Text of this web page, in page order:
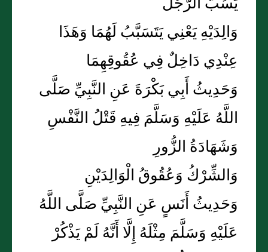
وَالِدَيْهِ يَعْنِي يَتَسَبَّبُ لَهُمَا وَهَذَا
عِنْدِي دَاخِلٌ فِي عُقُوقِهِمَا
وَحَدِيثُ أَبِي بَكْرَةَ عَنِ النَّبِيِّ صَلَّى
اللَّهُ عَلَيْهِ وَسَلَّمَ فِيهِ قَتْلُ النَّفْسِ
وَشَهَادَةُ الزُّورِ
وَالشِّرْكُ وَعُقُوقُ الْوَالِدَيْنِ
وَحَدِيثُ أَنَسٍ عَنِ النَّبِيِّ صَلَّى اللَّهُ
عَلَيْهِ وَسَلَّمَ مِثْلَهُ إِلَّا أَنَّهُ لَمْ يَذْكُرْ